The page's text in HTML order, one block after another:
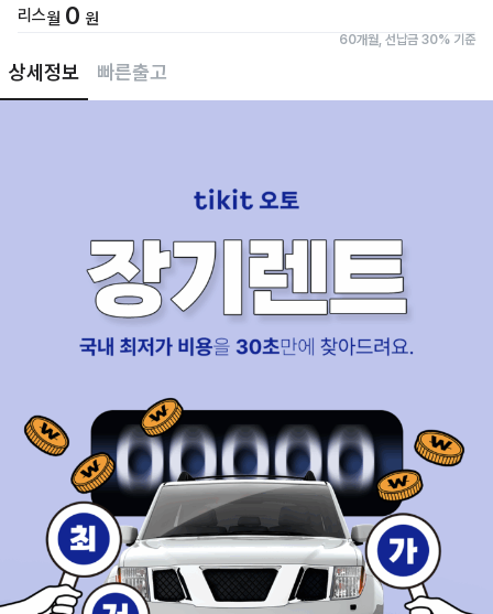
상세정보 빠른출고
리스월 0 원
60개월, 선납금 30% 기준